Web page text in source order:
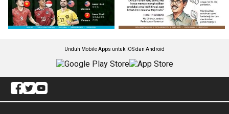
Unduh Mobile Apps untuk iOS dan Android